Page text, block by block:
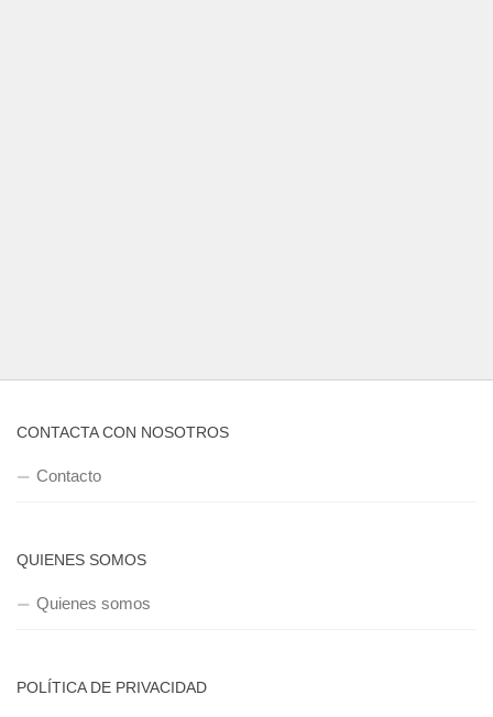
CONTACTA CON NOSOTROS
Contacto
QUIENES SOMOS
Quienes somos
POLÍTICA DE PRIVACIDAD